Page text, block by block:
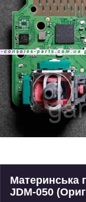
Материнська
JDM-050